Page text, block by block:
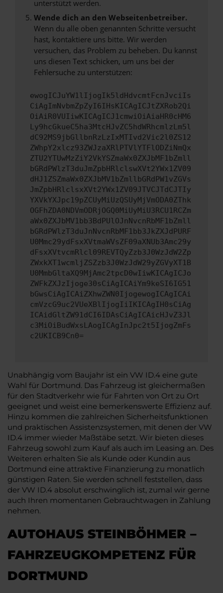
unterstützt werden.
Wende dich an den Webseitenbetreiber.
Wenn du alle oben genannten Schritte versucht
hast, kontaktiere uns bitte. Wir werden
versuchen, das Problem zu beheben. Du kannst
uns diesen Text schicken, um uns bei der
Fehlersuche zu unterstützen:
ewogICJuYW1lIjogIk5ldHdvcmtFcnJvciIs
CiAgImNvbmZpZyI6IHsKICAgICJtZXRob2Qi
OiAiR0VUIiwKICAgICJ1cmwiOiAiaHR0cHM6
Ly9hcGkueC5ha3MtcHJvZC5hdWRhcmlzLm5l
dC92MS9jbGllbnRzLzIxMTIvd2Vic2l0ZS12
ZWhpY2xlcz93ZWJzaXRlPTVlYTFlODZiNmQx
ZTU2YTUwMzZiY2VkYSZmaWx0ZXJbMF1bZmll
bGRdPWlzT3duJmZpbHRlclswXVt2YWx1ZV09
dHJ1ZSZmaWx0ZXJbMV1bZmllbGRdPW1vZGVs
JmZpbHRlclsxXVt2YWx1ZV09JTVCJTdCJTIy
YXVkYXJpc19pZCUyMiUzQSUyMjVmODA0ZThk
OGFhZDA0NDVmODRjOGQ0MiUyMiU3RCU1RCZm
aWx0ZXJbMV1bb3BdPUlOJnNvcnRbMF1bZmll
bGRdPWlzT3duJnNvcnRbMF1bb3JkZXJdPURF
U0Mmc29ydFsxXVtmaWVsZF09aXNUb3Amc29y
dFsxXVtvcmRlcl09REVTQyZzb3J0WzJdW2Zp
ZWxkXT1wcmljZSZzb3J0WzJdW29yZGVyXT1B
U0MmbGltaXQ9MjAmc2tpcD0wIiwKICAgICJo
ZWFkZXJzIjoge30sCiAgICAiYm9keSI6IG51
bGwsCiAgICAiZXhwZWN0IjogewogICAgICAi
cmVzcG9uc2VUeXBlIjogIiIKICAgIH0sCiAg
ICAidGltZW91dCI6IDAsCiAgICAicHJvZ3Jl
c3MiOiBudWxsLAogICAgInJpc2t5IjogZmFs
c2UKICB9Cn0=
Unabhängig vom Baujahr ist ein VW ID.4 eine gute
Wahl für Dortmund. Das Fahrzeug ist gleichermaßen
für den Stadtverkehr wie für Fahrten von Ort zu Ort
geeignet und weist eine bemerkenswerte Effizienz auf.
Hinzu kommen die zahlreichen Sicherheitsfunktionen
und praktischen Assistenzsystemen, mit denen der VW
ID.4 immer wieder Maßstäbe setzt. Wir bieten dieses
Fahrzeug sowohl zum Kauf als auch im Leasing an. Des
Weiteren erhalten Sie als Kunde oder Kundin aus
Dortmund eine attraktive Finanzierung zu monatlich
günstigen Raten. Sie werden schnell feststellen, dass
der VW ID.4 absolut erschwinglich ist, zumal wir gerne
auch Ihren momentanen Gebrauchtwagen in Zahlung
nehmen.
AUTOHAUS STEINBÖHMER –
FAHRZEUGKOMPETENZ FÜR
DORTMUND